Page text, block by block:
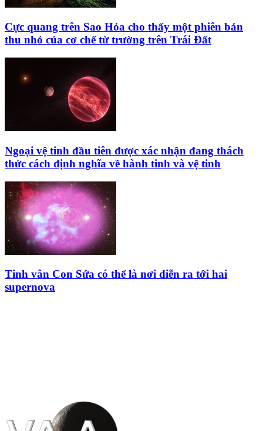
Cực quang trên Sao Hỏa cho thấy một phiên bản
thu nhỏ của cơ chế từ trường trên Trái Đất
Ngoại vệ tinh đầu tiên được xác nhận đang thách
thức cách định nghĩa về hành tinh và vệ tinh
Tinh vân Con Sứa có thể là nơi diễn ra tới hai
supernova